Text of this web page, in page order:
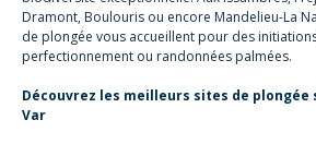
Dramont, Boulouris ou encore Mandelieu-La
de plongée vous accueillent pour des
perfectionnement ou randonnées palmées.
Découvrez les meilleurs sites de plongée
Var